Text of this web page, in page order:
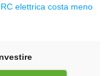
elettrica costa meno